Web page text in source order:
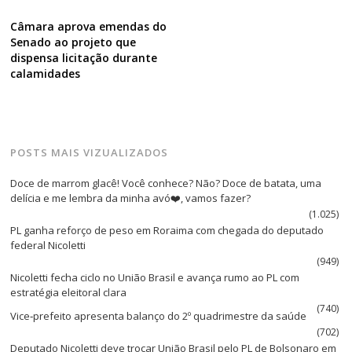
Câmara aprova emendas do
Senado ao projeto que
dispensa licitação durante
calamidades
POSTS MAIS VIZUALIZADOS
Doce de marrom glacê! Você conhece? Não? Doce de batata, uma
delícia e me lembra da minha avó❤️, vamos fazer?
(1.025)
PL ganha reforço de peso em Roraima com chegada do deputado
federal Nicoletti
(949)
Nicoletti fecha ciclo no União Brasil e avança rumo ao PL com
estratégia eleitoral clara
(740)
Vice‑prefeito apresenta balanço do 2º quadrimestre da saúde
(702)
Deputado Nicoletti deve trocar União Brasil pelo PL de Bolsonaro em